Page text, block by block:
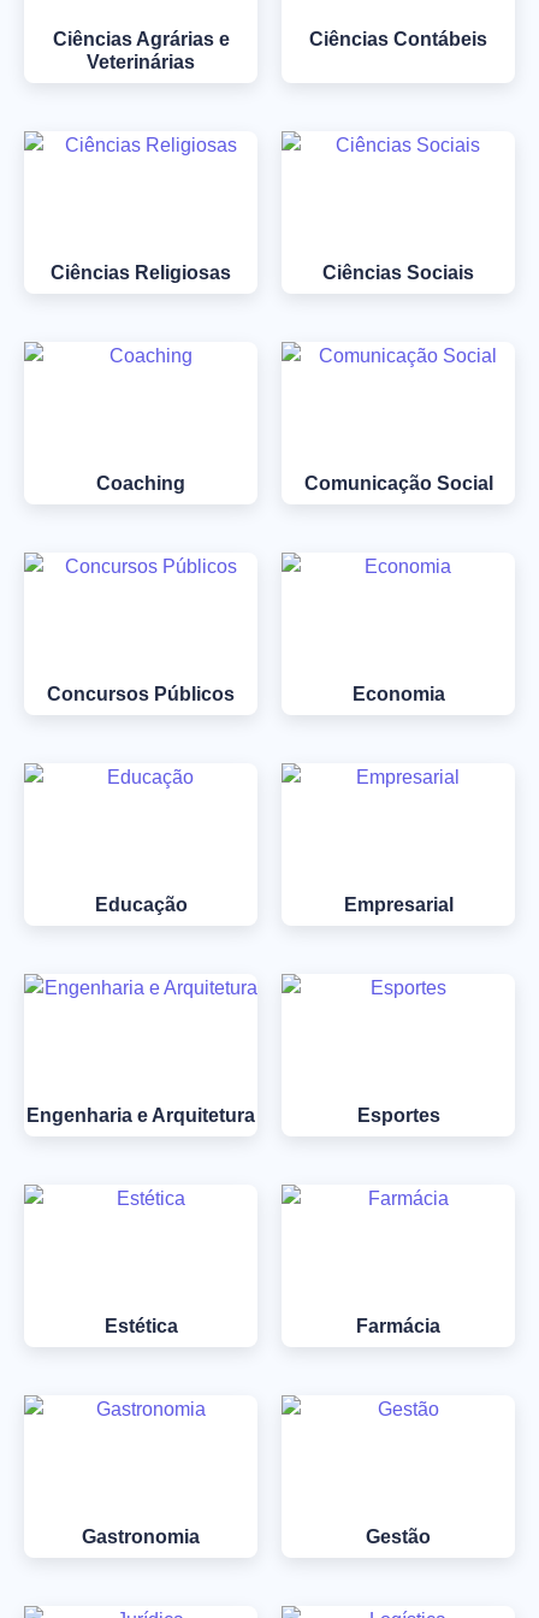
Ciências Agrárias e
Veterinárias
Ciências Contábeis
Ciências Religiosas Ciências Sociais
Coaching Comunicação Social
Concursos Públicos Economia
Educação Empresarial
Engenharia e Arquitetura Esportes
Estética Farmácia
Gastronomia Gestão